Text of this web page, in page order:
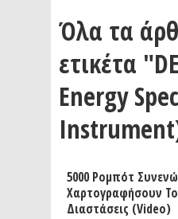
Όλα τα
ετικέτα
Energy
5000 Ρομπότ
Χαρτογραφήσουν
Διαστάσεις (video)